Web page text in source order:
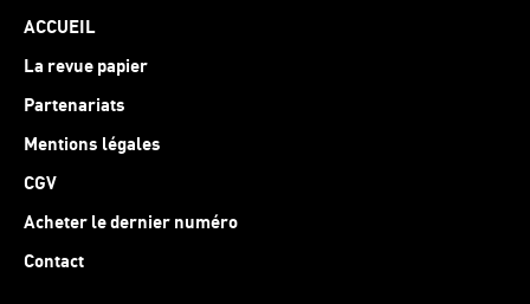
ACCUEIL
La revue papier
Partenariats
Mentions légales
CGV
Acheter le dernier numéro
Contact